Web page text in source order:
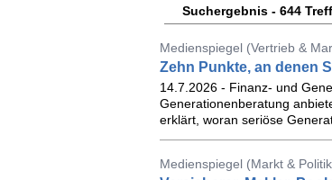
Suchergebnis - 644
Medienspiegel (Vertrieb &
Zehn Punkte, an denen
14.7.2026 - Finanz- und
Generationenberatung
erklärt, woran seriöse
Medienspiegel (Markt &